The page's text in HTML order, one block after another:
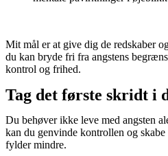
Mit mål er at give dig de redskaber
du kan bryde fri fra angstens
kontrol og frihed.
Tag det første skridt i
Du behøver ikke leve med angsten
kan du genvinde kontrollen og
fylder mindre.